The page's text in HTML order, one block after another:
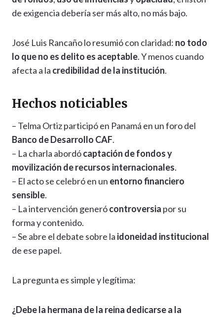
de exigencia debería ser más alto, no más bajo.
José Luis Rancaño lo resumió con claridad: no todo
lo que no es delito es aceptable. Y menos cuando
afecta a la credibilidad de la institución.
Hechos noticiables
– Telma Ortiz participó en Panamá en un foro del
Banco de Desarrollo CAF.
– La charla abordócaptación de fondos y
movilización de recursos internacionales.
– El acto se celebró en un entorno financiero
sensible.
– La intervención generócontroversia por su
forma y contenido.
– Se abre el debate sobre la idoneidad institucional
de ese papel.
La pregunta es simple y legítima:
¿Debe la hermana de la reina dedicarse a la